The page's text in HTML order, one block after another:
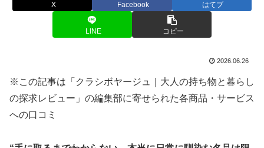
X Facebook はてブ
LINE コピー
2026.06.26
※この記事は「クラシボヤージュ｜大人の持ち物と暮らし
の探求レビュー」の編集部に寄せられた各商品・サービス
への口コミ